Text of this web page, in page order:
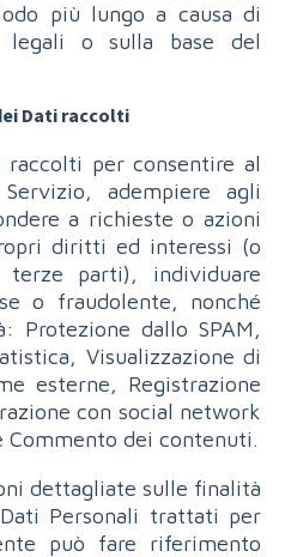
più lungo a causa di
legali o sulla base del
Dati raccolti
raccolti per consentire al
adempiere agli
a richieste o azioni
diritti ed interessi (o
parti), individuare
o fraudolente, nonché
Protezione dallo SPAM,
Visualizzazione di
esterne, Registrazione
con social network
dei contenuti.
dettagliate sulle finalità
Personali trattati per
può fare riferimento